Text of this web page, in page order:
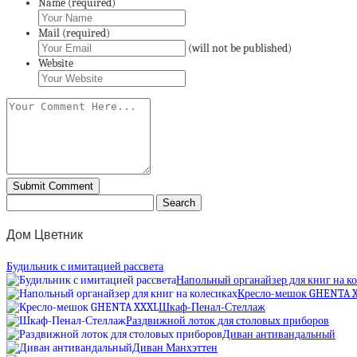
Name (required)
Mail (required)
(will not be published)
Website
Дом Цветник
Будильник с имитацией рассвета
Напольный органайзер для книг на
Кресло-мешок GHENTA
Шкаф-Пенал-Стеллаж
Раздвижной лоток для столовых приборов
Диван антивандальный
Диван Манхэттен